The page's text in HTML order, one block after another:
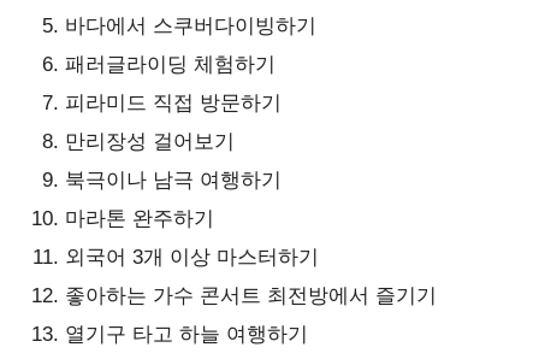
바다에서 스쿠버다이빙하기
패러글라이딩 체험하기
피라미드 직접 방문하기
만리장성 걸어보기
북극이나 남극 여행하기
마라톤 완주하기
외국어 3개 이상 마스터하기
좋아하는 가수 콘서트 최전방에서 즐기기
열기구 타고 하늘 여행하기